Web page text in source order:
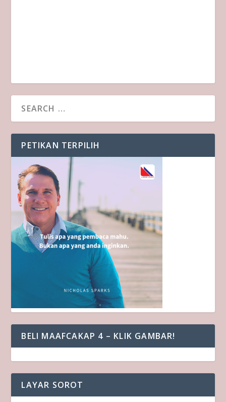
PETIKAN TERPILIH
BELI MAAFCAKAP 4 – KLIK GAMBAR!
LAYAR SOROT